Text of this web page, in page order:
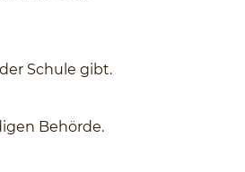
Schule gibt.
Behörde.